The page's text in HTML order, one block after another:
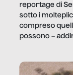
reportage di
sotto i
compreso
possono –